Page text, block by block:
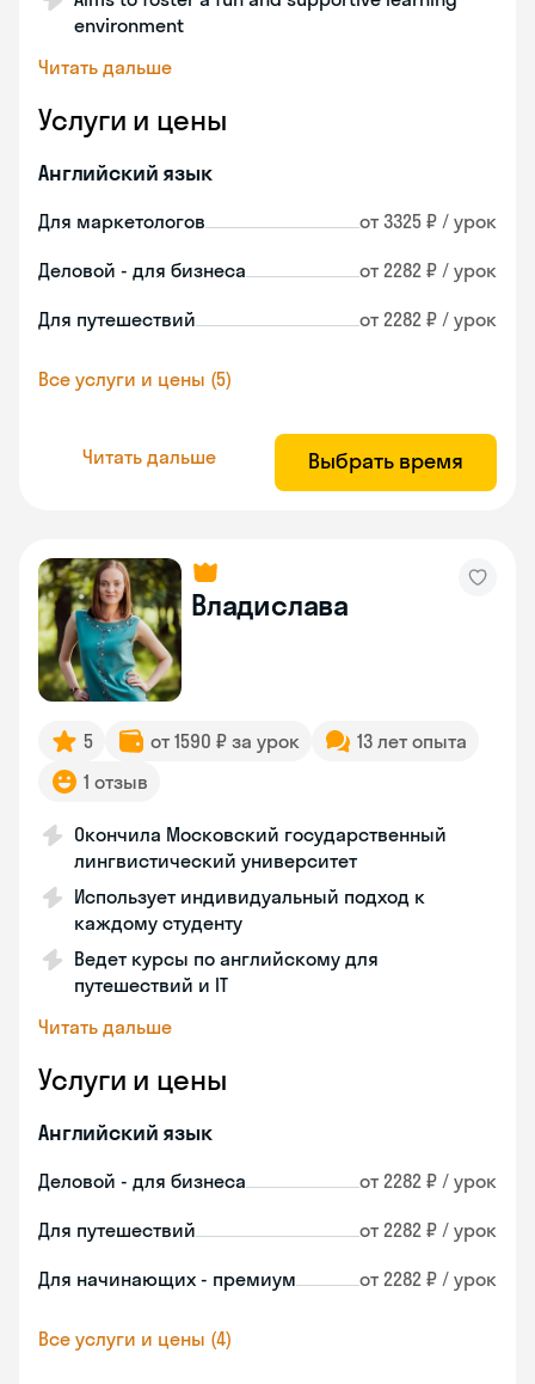
environment
Читать дальше
Услуги и цены
Английский язык
Для маркетологов от 3325 ₽ / урок
Деловой - для бизнеса от 2282 ₽ / урок
Для путешествий от 2282 ₽ / урок
Все услуги и цены (5)
Читать дальше Выбрать время
Владислава
5 от 1590 ₽ за урок
13 лет опыта
1 отзыв
Окончила Московский государственный
лингвистический университет
Использует индивидуальный подход к
каждому студенту
Ведет курсы по английскому для
путешествий и IT
Читать дальше
Услуги и цены
Английский язык
Деловой - для бизнеса от 2282 ₽ / урок
Для путешествий от 2282 ₽ / урок
Для начинающих - премиум от 2282 ₽ / урок
Все услуги и цены (4)